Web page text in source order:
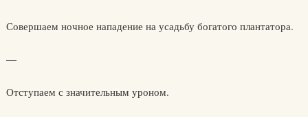
Совершаем ночное нападение на усадьбу богатого плантатора.
—
Отступаем с значительным уроном.